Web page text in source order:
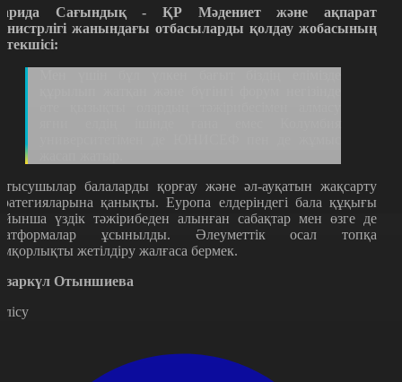
Сағындық - ҚР Мәдениет және ақпарат
жанындағы отбасыларды қолдау жобасының
балаларды қорғау және әл-ауқатын жақсарту
қанықты. Еуропа елдеріндегі бала құқығы
үздік тәжірибеден алынған сабақтар мен өзге де
ұсынылды. Әлеуметтік осал топқа
жетілдіру жалғаса бермек.
Отыншиева